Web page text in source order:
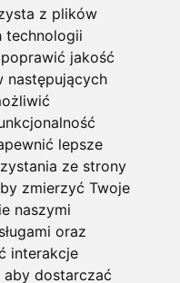
z plików
technologii
jakość
następujących
lepsze
ze strony
zmierzyć Twoje
naszymi
oraz
interakcje
aby dostarczać